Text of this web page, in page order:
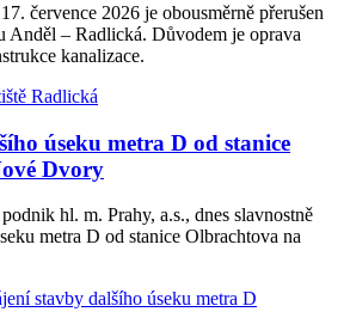
července 2026 je obousměrně přerušen
Anděl – Radlická. Důvodem je oprava
kanalizace.
úseku metra D od stanice
Dvory
hl. m. Prahy, a.s., dnes slavnostně
metra D od stanice Olbrachtova na